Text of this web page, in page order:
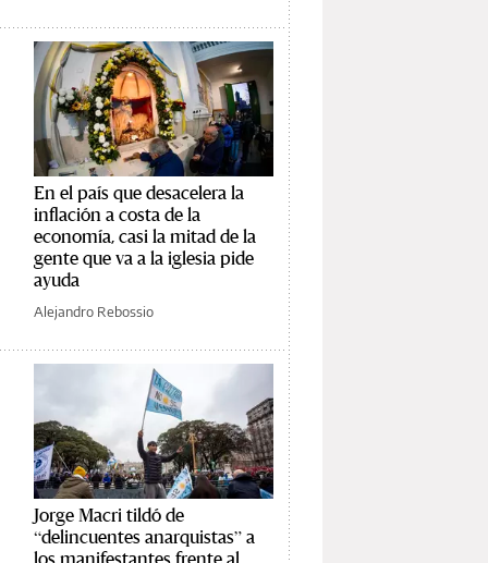
En el país que desacelera la
inflación a costa de la
economía, casi la mitad de la
gente que va a la iglesia pide
ayuda
Alejandro Rebossio
Jorge Macri tildó de
“delincuentes anarquistas” a
los manifestantes frente al